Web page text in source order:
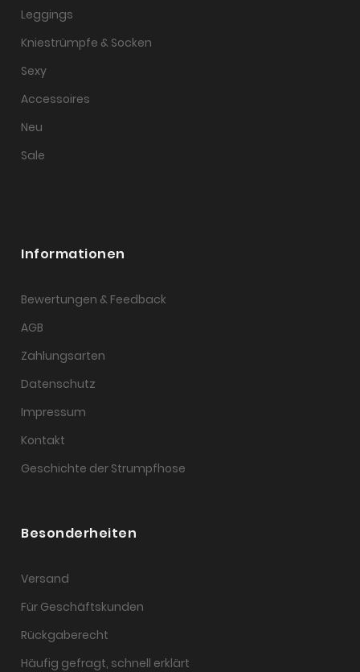
Leggings
Kniestrümpfe & Socken
Sexy
Accessoires
Neu
Sale
Informationen
Bewertungen & Feedback
AGB
Zahlungsarten
Datenschutz
Impressum
Kontakt
Geschichte der Strumpfhose
Besonderheiten
Versand
Für Geschäftskunden
Rückgaberecht
Häufig gefragt, schnell erklärt